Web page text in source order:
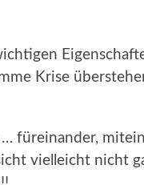
Krise
füreinander,
vielleicht nicht